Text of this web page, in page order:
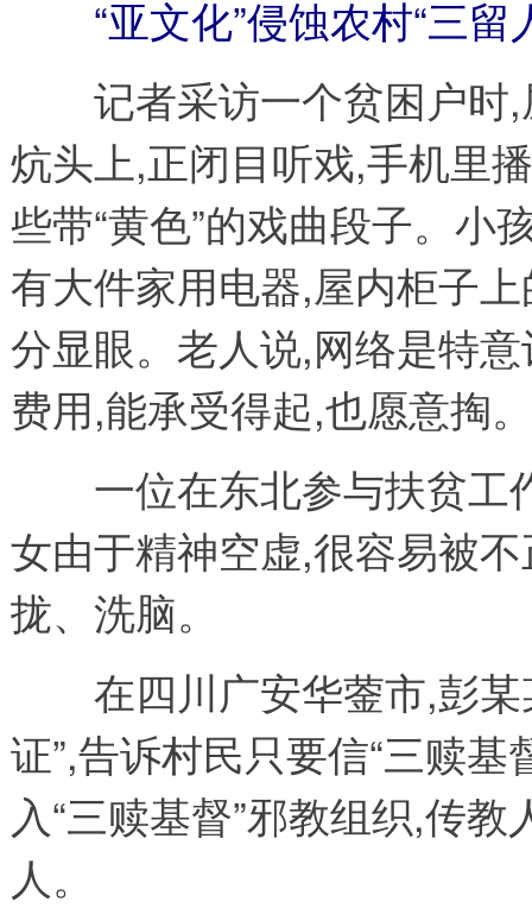
“亚文化”侵蚀农村“三留
记者采访一个贫困户时,
炕头上,正闭目听戏,手机里
些带“黄色”的戏曲段子。小
有大件家用电器,屋内柜子
分显眼。老人说,网络是特
费用,能承受得起,也愿意掏。
一位在东北参与扶贫工
女由于精神空虚,很容易被
拢、洗脑。
在四川广安华蓥市,彭某
证”,告诉村民只要信“三赎
入“三赎基督”邪教组织,传
人。